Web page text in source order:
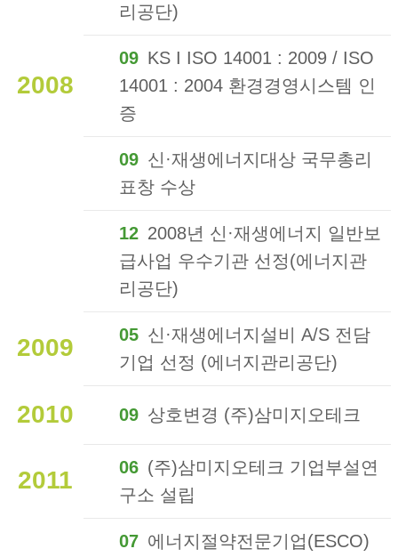
리공단)
2008
09 KS I ISO 14001 : 2009 / ISO
14001 : 2004 환경경영시스템 인
증
09 신·재생에너지대상 국무총리
표창 수상
12 2008년 신·재생에너지 일반보
급사업 우수기관 선정(에너지관
리공단)
2009 05 신·재생에너지설비 A/S 전담
기업 선정 (에너지관리공단)
2010 09 상호변경 (주)삼미지오테크
2011 06 (주)삼미지오테크 기업부설연
구소 설립
07 에너지절약전문기업(ESCO)